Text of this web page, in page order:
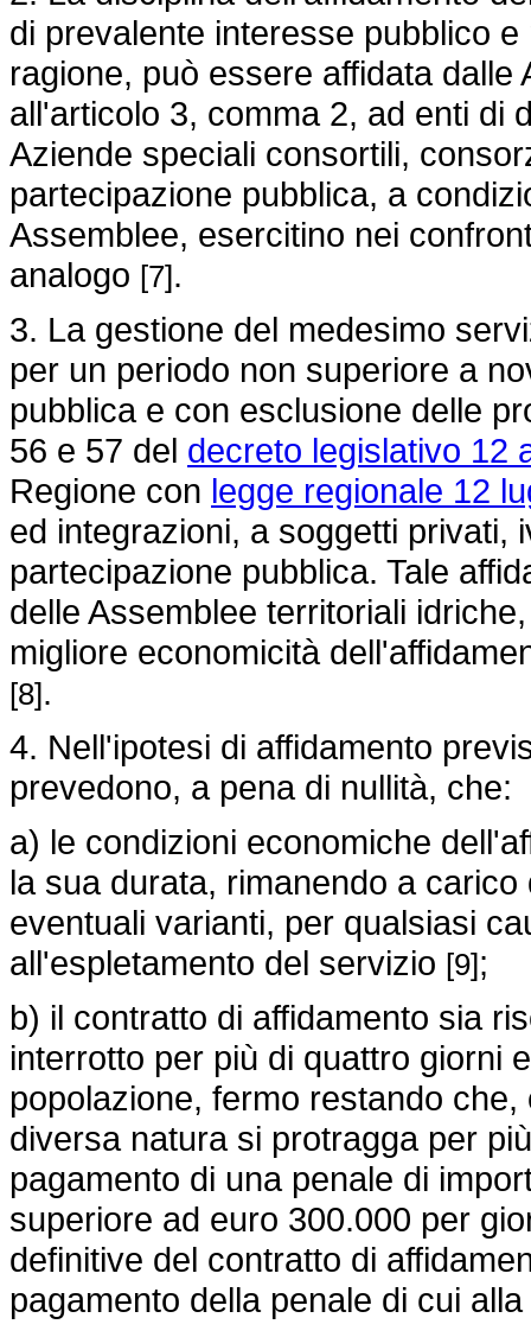
di prevalente interesse pubblico
ragione, può essere affidata
all'articolo 3, comma 2, ad enti di
Aziende speciali consortili,
partecipazione pubblica, a
Assemblee, esercitino nei
analogo [7].
3. La gestione del medesimo
per un periodo non superiore a
pubblica e con esclusione delle
56 e 57 del decreto legislativo 12
Regione con legge regionale 12
ed integrazioni, a soggetti privati,
partecipazione pubblica. Tale
delle Assemblee territoriali
migliore economicità
[8].
4. Nell'ipotesi di affidamento
prevedono, a pena di nullità, che:
a) le condizioni economiche
la sua durata, rimanendo a
eventuali varianti, per qualsiasi
all'espletamento del servizio [9];
b) il contratto di affidamento sia
interrotto per più di quattro giorni
popolazione, fermo restando
diversa natura si protragga per
pagamento di una penale di
superiore ad euro 300.000 per
definitive del contratto di
pagamento della penale di cui